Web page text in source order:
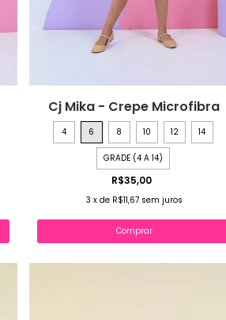
Cj Mika - Crepe Microfibra
4 6 8 10 12 14
GRADE (4 A 14)
R$35,00
3 x de R$11,67 sem juros
Comprar